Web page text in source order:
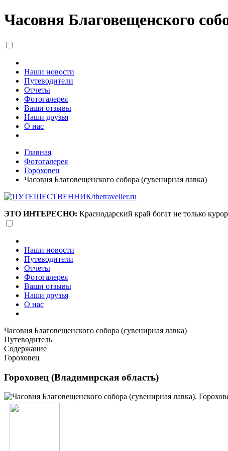
Часовня Благовещенского
Наши новости
Путеводители
Отчеты
Фотогалерея
Ваши отзывы
Наши друзья
О нас
Главная
Фотогалерея
Гороховец
Часовня Благовещенского собора (сувенирная лавка)
ЭТО ИНТЕРЕСНО: Краснодарский край богат не только
Наши новости
Путеводители
Отчеты
Фотогалерея
Ваши отзывы
Наши друзья
О нас
Часовня Благовещенского собора (сувенирная лавка)
Путеводитель
Содержание
Гороховец
Гороховец (Владимирская область)